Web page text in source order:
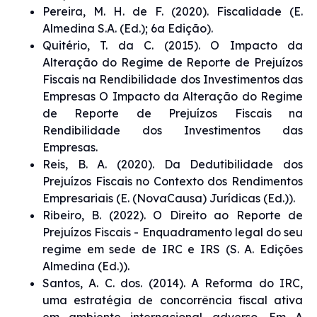
Pereira, M. H. de F. (2020). Fiscalidade (E.
Almedina S.A. (Ed.); 6a Edição).
Quitério, T. da C. (2015). O Impacto da
Alteração do Regime de Reporte de Prejuízos
Fiscais na Rendibilidade dos Investimentos das
Empresas O Impacto da Alteração do Regime
de Reporte de Prejuízos Fiscais na
Rendibilidade dos Investimentos das
Empresas.
Reis, B. A. (2020). Da Dedutibilidade dos
Prejuízos Fiscais no Contexto dos Rendimentos
Empresariais (E. (NovaCausa) Jurídicas (Ed.)).
Ribeiro, B. (2022). O Direito ao Reporte de
Prejuízos Fiscais - Enquadramento legal do seu
regime em sede de IRC e IRS (S. A. Edições
Almedina (Ed.)).
Santos, A. C. dos. (2014). A Reforma do IRC,
uma estratégia de concorrência fiscal ativa